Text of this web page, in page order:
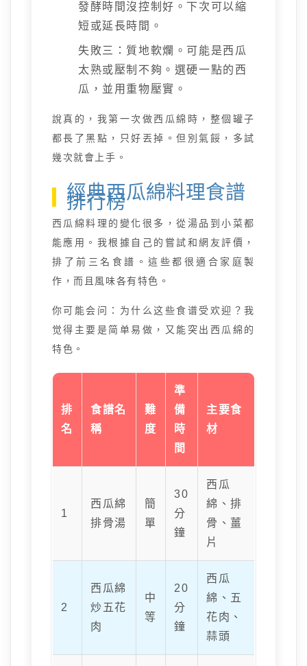
發酵時間沒控制好。下次可以縮
短或延長時間。
失敗三：質地軟爛。可能是西瓜
太熟或壓制不夠。選硬一點的西
瓜，並用重物壓實。
說真的，我第一次做西瓜綿時，整個罐子
都長了黑點，只好丟掉。但別氣餒，多試
幾次就會上手。
經典西瓜綿料理食譜
排行榜
西瓜綿料理的變化很多，從湯品到小菜都
能應用。我根據自己的嘗試和網友評價，
排了前三名食譜。這些都很適合家庭製
作，而且風味各有特色。
你可能会问：为什么这些食谱受欢迎？我
觉得主要是简单易做，又能突出西瓜綿的
特色。
排
名
食譜名
稱
難
度
準
備
時
間
主要食
材
1
西瓜綿
排骨湯
簡
單
30
分
鐘
西瓜
綿、排
骨、薑
片
2
西瓜綿
炒五花
肉
中
等
20
分
鐘
西瓜
綿、五
花肉、
蒜頭